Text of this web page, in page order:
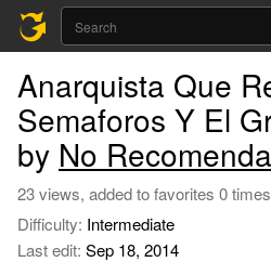
Anarquista Que
Semaforos Y El
by No
23 views, added to favorites 0 times
Difficulty: Intermediate
Last edit: Sep 18, 2014